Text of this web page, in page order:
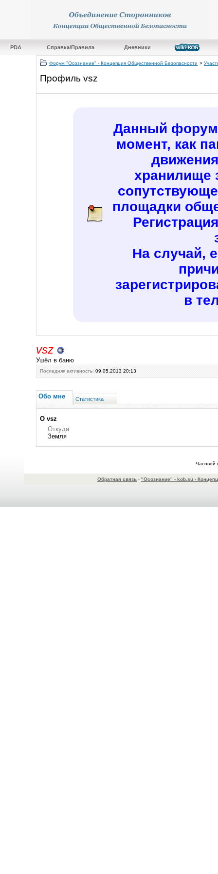
PDA Справка/Правила Дневники
Форум "Осознание" - Концепция Общественной Безопасности >
Профиль vsz
Данный форум
момент, как
хранилище
площадки
На случай,
в
vsz
Ушёл в баню
Последняя активность: 09.05.2013 20:13
Обо мне Статистика
О vsz
Откуда
Земля
Часовой
Обратная связь - "Осознание" - kob.su -